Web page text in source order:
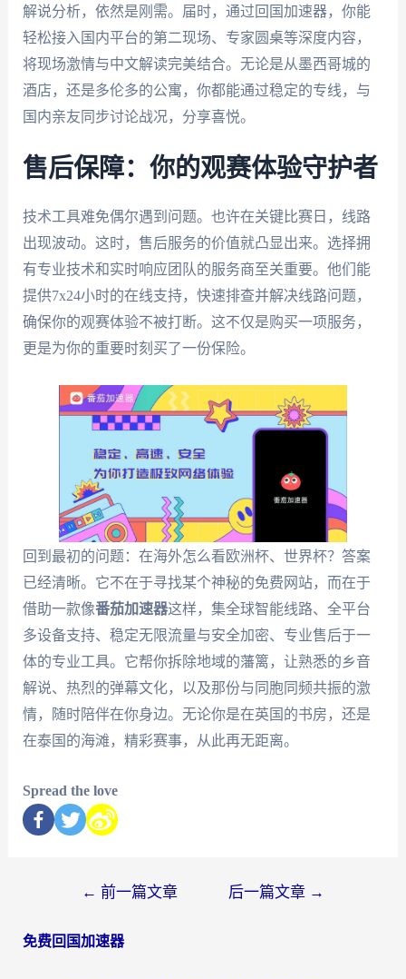
解说分析，依然是刚需。届时，通过回国加速器，你能
轻松接入国内平台的第二现场、专家圆桌等深度内容，
将现场激情与中文解读完美结合。无论是从墨西哥城的
酒店，还是多伦多的公寓，你都能通过稳定的专线，与
国内亲友同步讨论战况，分享喜悦。
售后保障：你的观赛体验守护者
技术工具难免偶尔遇到问题。也许在关键比赛日，线路
出现波动。这时，售后服务的价值就凸显出来。选择拥
有专业技术和实时响应团队的服务商至关重要。他们能
提供7x24小时的在线支持，快速排查并解决线路问题，
确保你的观赛体验不被打断。这不仅是购买一项服务，
更是为你的重要时刻买了一份保险。
回到最初的问题：在海外怎么看欧洲杯、世界杯？答案
已经清晰。它不在于寻找某个神秘的免费网站，而在于
借助一款像番茄加速器这样，集全球智能线路、全平台
多设备支持、稳定无限流量与安全加密、专业售后于一
体的专业工具。它帮你拆除地域的藩篱，让熟悉的乡音
解说、热烈的弹幕文化，以及那份与同胞同频共振的激
情，随时陪伴在你身边。无论你是在英国的书房，还是
在泰国的海滩，精彩赛事，从此再无距离。
Spread the love
← 前一篇文章 后一篇文章 →
免费回国加速器